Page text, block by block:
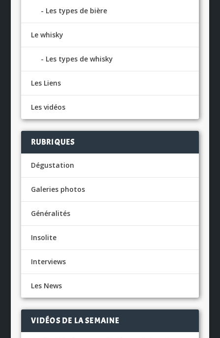
Les types de bière
Le whisky
Les types de whisky
Les Liens
Les vidéos
RUBRIQUES
Dégustation
Galeries photos
Généralités
Insolite
Interviews
Les News
VIDÉOS DE LA SEMAINE